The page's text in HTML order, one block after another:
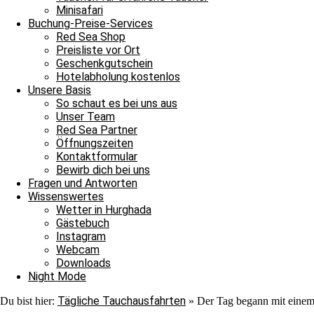
Minisafari
Buchung-Preise-Services
Red Sea Shop
Preisliste vor Ort
Geschenkgutschein
Hotelabholung kostenlos
Unsere Basis
So schaut es bei uns aus
Unser Team
Red Sea Partner
Öffnungszeiten
Kontaktformular
Bewirb dich bei uns
Fragen und Antworten
Wissenswertes
Wetter in Hurghada
Gästebuch
Instagram
Webcam
Downloads
Night Mode
Du bist hier: Tägliche Tauchausfahrten » Der Tag begann mit
Jasmin (JJ)
Pia